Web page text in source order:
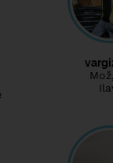
Mož